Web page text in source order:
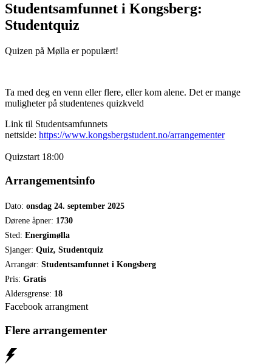
Studentsamfunnet i Kongsberg:
Studentquiz
Quizen på Mølla er populært!
Ta med deg en venn eller flere, eller kom alene. Det er mange
muligheter på studentenes quizkveld
Link til Studentsamfunnets
nettside: https://www.kongsbergstudent.no/arrangementer
Quizstart 18:00
Arrangementsinfo
Dato: onsdag 24. september 2025
Dørene åpner: 1730
Sted: Energimølla
Sjanger: Quiz, Studentquiz
Arrangør: Studentsamfunnet i Kongsberg
Pris: Gratis
Aldersgrense: 18
Facebook arrangment
Flere arrangementer